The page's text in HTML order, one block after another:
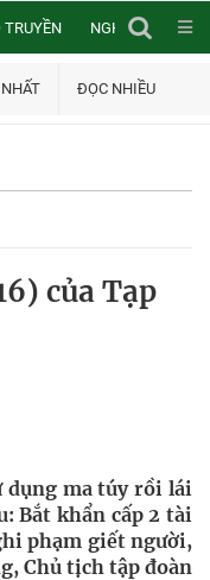
TRUYỀN NGHIÊN CỨU
ĐỌC NHIỀU
của Tạp
dụng ma túy rồi lái
Bắt khẩn cấp 2 tài
phạm giết người,
Chủ tịch tập đoàn